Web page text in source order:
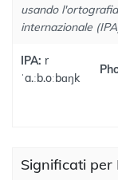
usando
internazionale
IPA: r
ˈa.ːb.oːbɑŋk
Significati per